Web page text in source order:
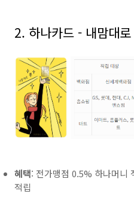
2. 하나카드 - 내맘대
혜택: 전가맹점 0.5% 하나머니
적립